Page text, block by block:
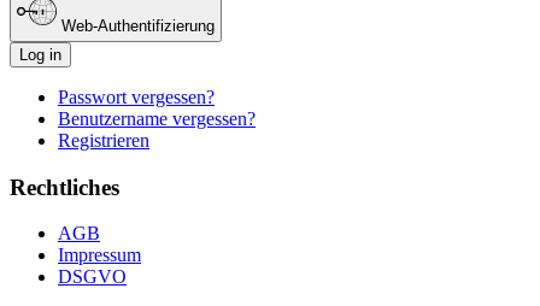
Web-Authentifizierung
Log in
Passwort vergessen?
Benutzername vergessen?
Registrieren
Rechtliches
AGB
Impressum
DSGVO